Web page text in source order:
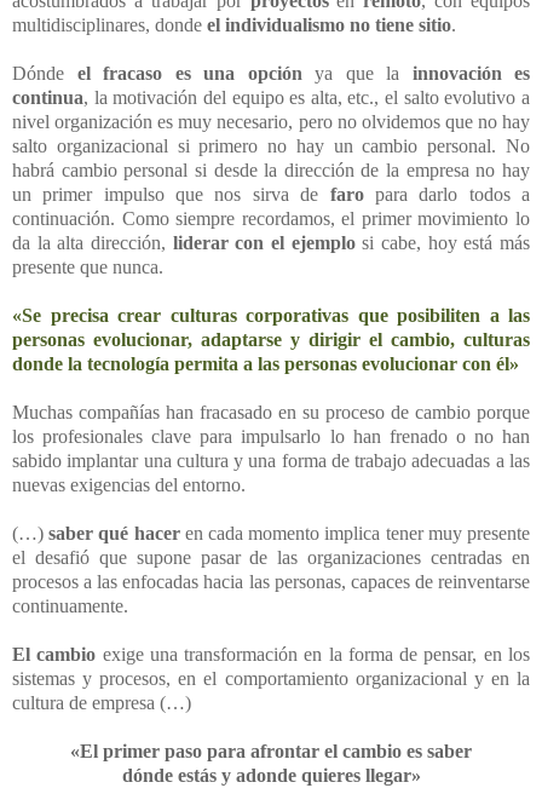
multidisciplinares, donde el individualismo no tiene sitio.
Dónde el fracaso es una opción ya que la innovación es
continua, la motivación del equipo es alta, etc., el salto evolutivo a
nivel organización es muy necesario, pero no olvidemos que no hay
salto organizacional si primero no hay un cambio personal. No
habrá cambio personal si desde la dirección de la empresa no hay
un primer impulso que nos sirva de faropara darlo todos a
continuación. Como siempre recordamos, el primer movimiento lo
da la alta dirección, liderar con el ejemplosi cabe, hoy está más
presente que nunca.
«Se precisa crear culturas corporativas que posibiliten a las
personas evolucionar, adaptarse y dirigir el cambio, culturas
donde la tecnología permita a las personas evolucionar con él»
Muchas compañías han fracasado en su proceso de cambio porque
los profesionales clave para impulsarlo lo han frenado o no han
sabido implantar una cultura y una forma de trabajo adecuadas a las
nuevas exigencias del entorno.
(…)saber qué haceren cada momento implica tener muy presente
el desafió que supone pasar de las organizaciones centradas en
procesos a las enfocadas hacia las personas, capaces de reinventarse
continuamente.
El cambio exige una transformación en la forma de pensar, en los
sistemas y procesos, en el comportamiento organizacional y en la
cultura de empresa (…)
«El primer paso para afrontar el cambio es saber
dónde estás y adonde quieres llegar»